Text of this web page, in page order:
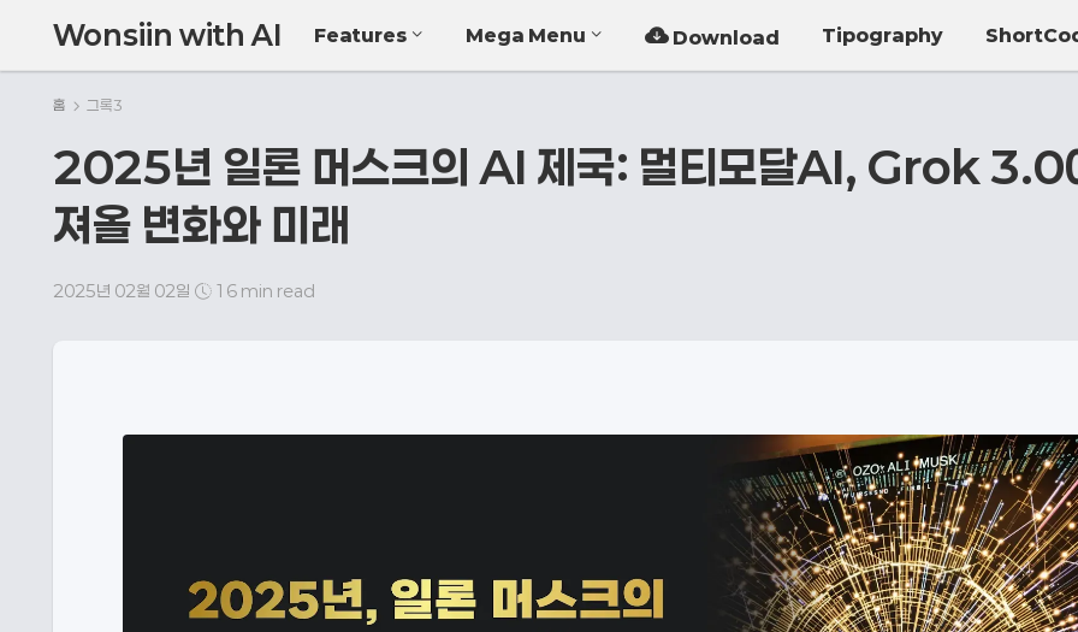
Wonsiin with AI Features Mega Menu Download Tipography
홈 그록3
2025년 일론 머스크의 AI 제국: 멀티모달AI, Grok 3.0
져올 변화와 미래
2025년 02월 02일 16 min read